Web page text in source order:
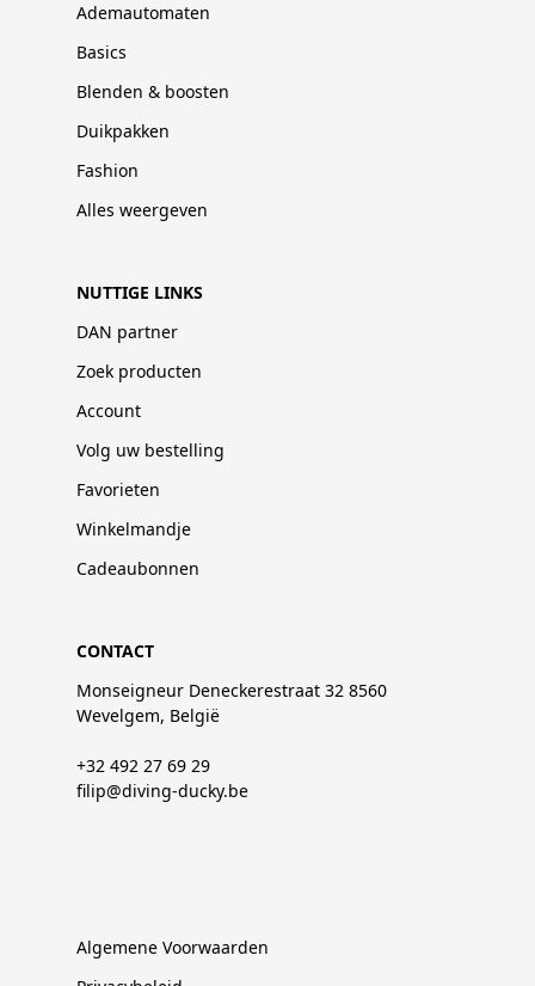
Ademautomaten
Basics
Blenden & boosten
Duikpakken
Fashion
Alles weergeven
NUTTIGE LINKS
DAN partner
Zoek producten
Account
Volg uw bestelling
Favorieten
Winkelmandje
Cadeaubonnen
CONTACT
Monseigneur Deneckerestraat 32 8560
Wevelgem, België
+32 492 27 69 29
filip@diving-ducky.be
Algemene Voorwaarden